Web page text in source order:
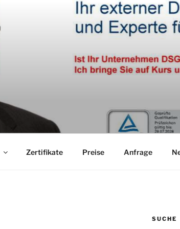
Zertifikate Preise Anfrage
SUCHE